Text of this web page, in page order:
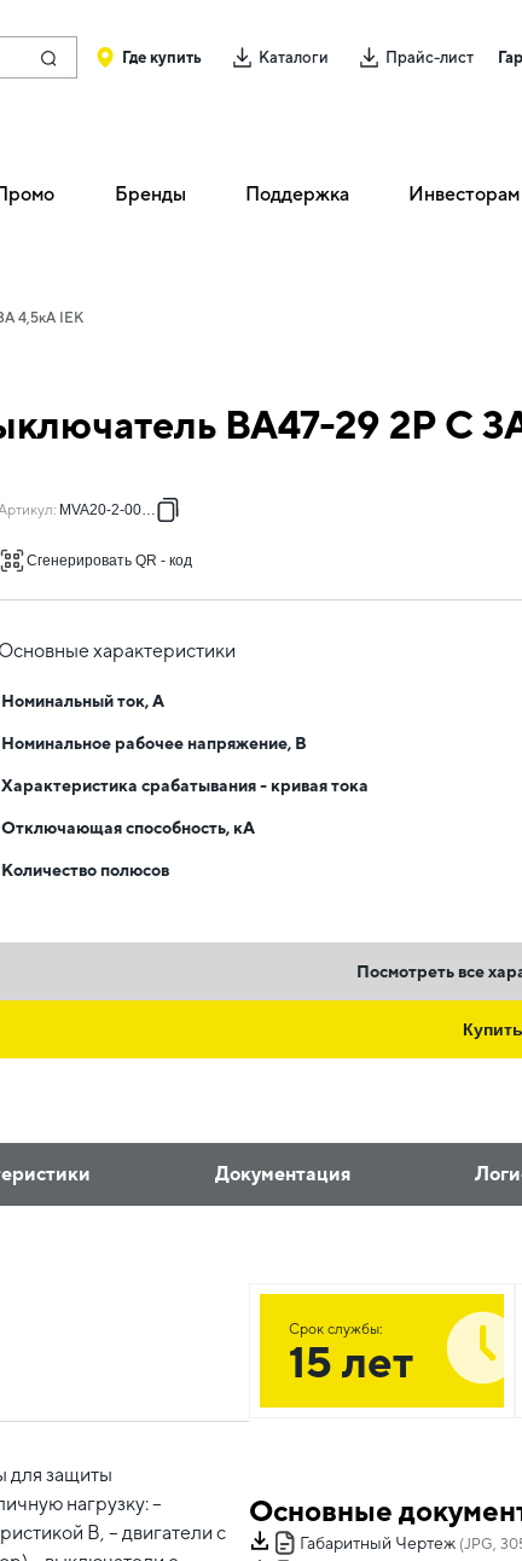
Где купить Каталоги Прайс-лист
Бренды Поддержка Инвесторам
4,5кА IEK
ВА47-29 2P C
: MVA20-2-003-C
Сгенерировать QR - код
Основные характеристики
Номинальный ток, А
Номинальное рабочее напряжение, В
Характеристика срабатывания - кривая тока
Отключающая способность, кА
Количество полюсов
Посмотреть все
Купить
Документация
для защиты
нагрузку: –
В, – двигатели с
Срок службы:
15 лет
Основные
Габаритный Чертеж (JPG,